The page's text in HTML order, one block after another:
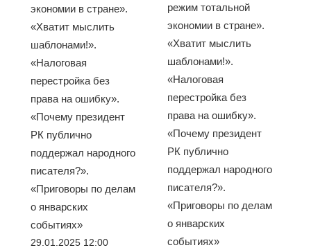
экономии в стране».
«Хватит мыслить
шаблонами!».
«Налоговая
перестройка без
права на ошибку».
«Почему президент
РК публично
поддержал народного
писателя?».
«Приговоры по делам
о январских
событиях»
29.01.2025 12:00
режим тотальной
экономии в стране».
«Хватит мыслить
шаблонами!».
«Налоговая
перестройка без
права на ошибку».
«Почему президент
РК публично
поддержал народного
писателя?».
«Приговоры по делам
о январских
событиях»